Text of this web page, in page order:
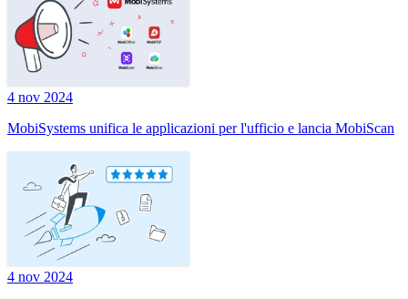
4 nov 2024
MobiSystems unifica le applicazioni per l'ufficio e lancia MobiScan
4 nov 2024